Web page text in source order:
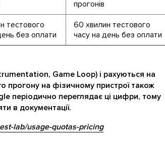
прогонів
тестового
без оплати
60 хвилин тестового
часу на день без оплати
Game Loop) і рахуються на
прогону на фізичному пристрої також
періодично переглядає ці цифри, тому
в документації.
lab/usage-quotas-pricing